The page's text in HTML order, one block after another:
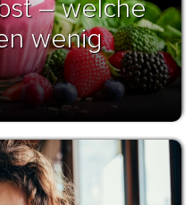
– welche
wenig